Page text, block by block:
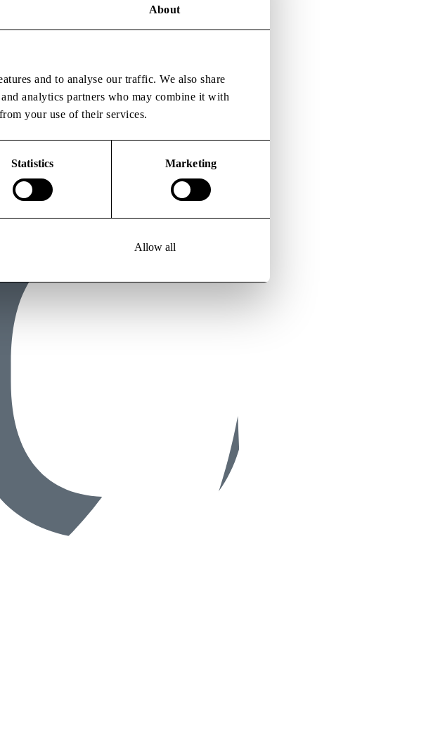
About
and to analyse our traffic. We also share
analytics partners who may combine it with
your use of their services.
Statistics Marketing
Allow all